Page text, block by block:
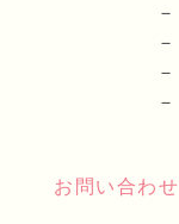
お問い合わせ